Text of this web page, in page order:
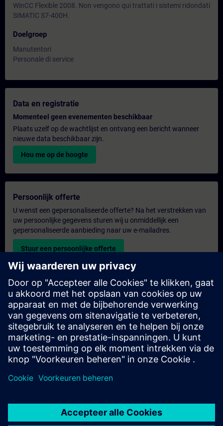
WinCC Flexible 2008. Non vengono qui trattati i sistemi ridondati
SIMATIC S7-400H.
Doelgroep
Manutentori
Personale di service
Data en registratie
Momenteel geen evenementen beschikbaar
Plaats uzelf op de wachtlijst en ontvang een bericht wanneer
nieuwe data beschikbaar zijn.
Hou me op de hoogte
Persoonlijk offerte
U wenst een gepersonaliseerde offerte? Na het verstrekken van
uw persoonlijke gegevens sturen wij u onmiddellijk een
gepersonaliseerde aanbieding naar uw e-mailadres.
Stuur een persoonlijke offerte
Aanvraag voor een exclusieve training
Heeft u een uitgebreidere trainingsbehoefte en wilt u een offerte
voor exclusieve training – op locatie, virtueel of in een SITRAIN-
trainingscentrum? Bezorg ons u uw persoonlijke gegevens en
uw trainingsbehoeften en u ontvangt van ons een offerte voor
een exclusieve training.
Exclusieve offerte aanvragen